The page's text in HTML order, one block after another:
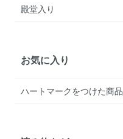
殿堂入り
お気に入り
ハートマークをつけた商品